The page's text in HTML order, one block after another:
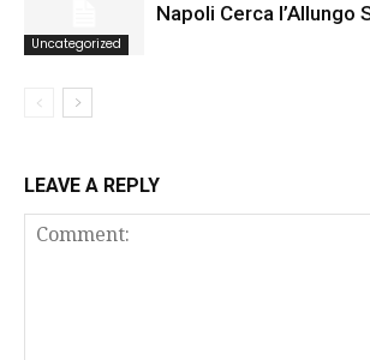
Uncategorized
Napoli Cerca l’Allungo
LEAVE A REPLY